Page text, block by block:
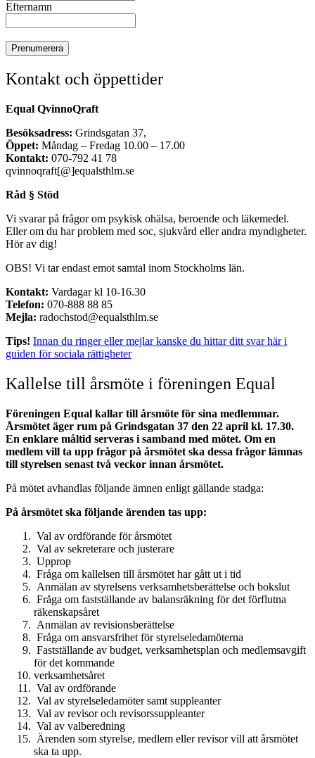
Efternamn
Kontakt och öppettider
Equal QvinnoQraft
Besöksadress: Grindsgatan 37,
Öppet: Måndag – Fredag 10.00 – 17.00
Kontakt: 070-792 41 78
qvinnoqraft[@]equalsthlm.se
Råd § Stöd
Vi svarar på frågor om psykisk ohälsa, beroende och läkemedel.
Eller om du har problem med soc, sjukvård eller andra myndigheter.
Hör av dig!
OBS! Vi tar endast emot samtal inom Stockholms län.
Kontakt: Vardagar kl 10-16.30
Telefon: 070-888 88 85
Mejla: radochstod@equalsthlm.se
Tips! Innan du ringer eller mejlar kanske du hittar ditt svar här i
guiden för sociala rättigheter
Kallelse till årsmöte i föreningen Equal
Föreningen Equal kallar till årsmöte för sina medlemmar.
Årsmötet äger rum på Grindsgatan 37 den 22 april kl. 17.30.
En enklare måltid serveras i samband med mötet. Om en
medlem vill ta upp frågor på årsmötet ska dessa frågor lämnas
till styrelsen senast två veckor innan årsmötet.
På mötet avhandlas följande ämnen enligt gällande stadga:
På årsmötet ska följande ärenden tas upp:
Val av ordförande för årsmötet
Val av sekreterare och justerare
Upprop
Fråga om kallelsen till årsmötet har gått ut i tid
Anmälan av styrelsens verksamhetsberättelse och bokslut
Fråga om fastställande av balansräkning för det förflutna
räkenskapsåret
Anmälan av revisionsberättelse
Fråga om ansvarsfrihet för styrelseledamöterna
Fastställande av budget, verksamhetsplan och medlemsavgift
för det kommande
verksamhetsåret
Val av ordförande
Val av styrelseledamöter samt suppleanter
Val av revisor och revisorssuppleanter
Val av valberedning
Ärenden som styrelse, medlem eller revisor vill att årsmötet
ska ta upp.